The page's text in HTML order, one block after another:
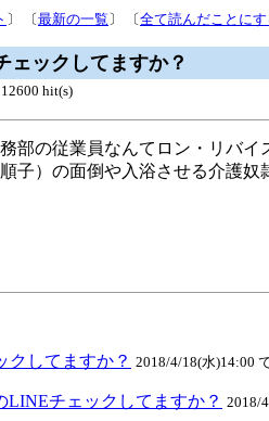
〕 〔最新の一覧 〕 〔全て読んだことに
ェックしてますか？
12600 hit(s)
部の従業員なんてロン・リバイ
子）の面倒や入浴させる介護
クしてますか？ 2018/4/18(水)14:00
LINEチェックしてますか？ 2018/